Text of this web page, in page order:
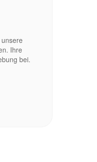
Ihre
bei.